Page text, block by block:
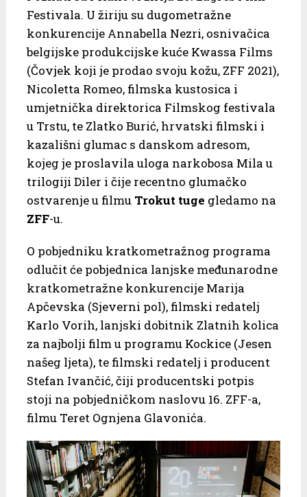
Festivala. U žiriju su dugometražne
konkurencije Annabella Nezri, osnivačica
belgijske produkcijske kuće Kwassa Films
(Čovjek koji je prodao svoju kožu, ZFF 2021),
Nicoletta Romeo, filmska kustosica i
umjetnička direktorica Filmskog festivala
u Trstu, te Zlatko Burić, hrvatski filmski i
kazališni glumac s danskom adresom,
kojeg je proslavila uloga narkobosa Mila u
trilogiji Diler i čije recentno glumačko
ostvarenje u filmu Trokut tuge gledamo na
ZFF-u.
O pobjedniku kratkometražnog programa
odlučit će pobjednica lanjske međunarodne
kratkometražne konkurencije Marija
Apčevska (Sjeverni pol), filmski redatelj
Karlo Vorih, lanjski dobitnik Zlatnih kolica
za najbolji film u programu Kockice (Jesen
našeg ljeta), te filmski redatelj i producent
Stefan Ivančić, čiji producentski potpis
stoji na pobjedničkom naslovu 16. ZFF-a,
filmu Teret Ognjena Glavonića.